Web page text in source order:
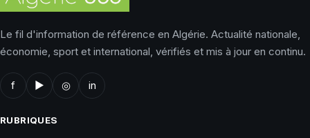
Le fil d'information de référence en Algérie. Actualité nationale,
économie, sport et international, vérifiés et mis à jour en continu.
f ▶ ◎ in
RUBRIQUES